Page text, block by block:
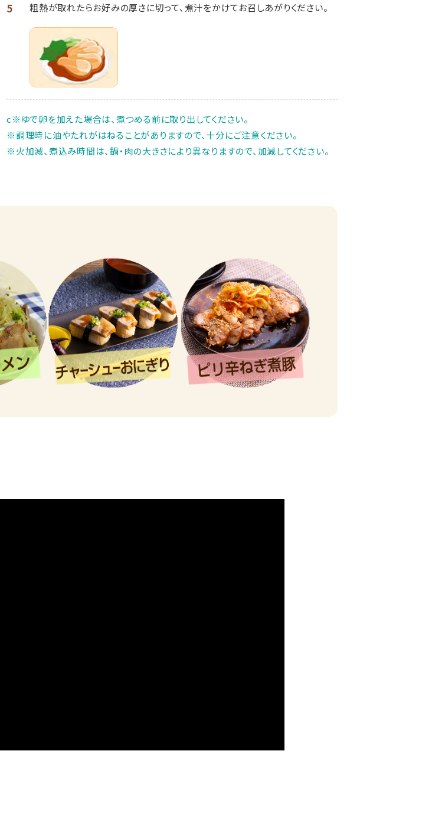
5 粗熱が取れたらお好みの厚さに切って、煮汁をかけてお召しあがりください。
c※ゆで卵を加えた場合は、煮つめる前に取り出してください。
※調理時に油やたれがはねることがありますので、十分にご注意ください。
※火加減、煮込み時間は、鍋・肉の大きさにより異なりますので、加減してください。